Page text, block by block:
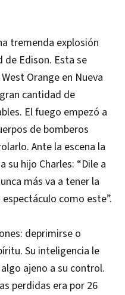
tremenda explosión
Edison. Esta se
Orange en Nueva
cantidad de
El fuego empezó a
de bomberos
Ante la escena la
hijo Charles: “Dile a
más va a tener la
como este”.
deprimirse o
Su inteligencia le
ajeno a su control.
perdidas era por 26